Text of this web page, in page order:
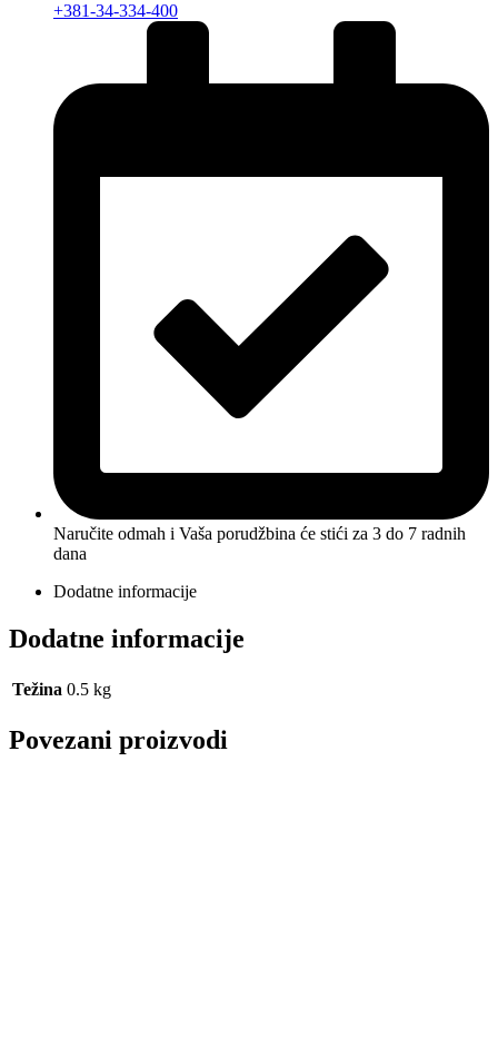
+381-34-334-400
Naručite odmah i Vaša porudžbina će stići za 3 do 7 radnih
dana
Dodatne informacije
Dodatne informacije
Težina 0.5 kg
Povezani proizvodi